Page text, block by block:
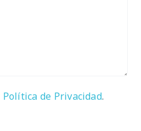
Política de Privacidad.